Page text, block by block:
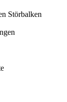
Störbalken